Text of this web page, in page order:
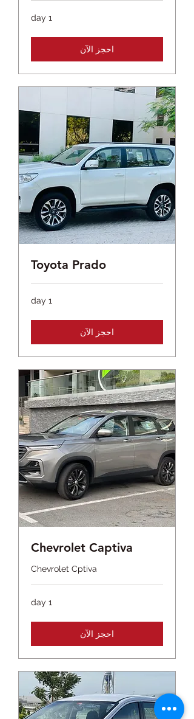
1 day
احجز الآن
Toyota Prado
1 day
احجز الآن
Chevrolet Captiva
Chevrolet Cptiva
1 day
احجز الآن